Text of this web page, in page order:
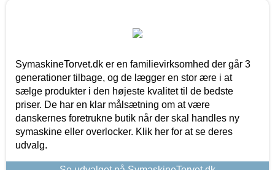
SymaskineTorvet.dk er en familievirksomhed der går 3
generationer tilbage, og de lægger en stor ære i at
sælge produkter i den højeste kvalitet til de bedste
priser. De har en klar målsætning om at være
danskernes foretrukne butik når der skal handles ny
symaskine eller overlocker. Klik her for at se deres
udvalg.